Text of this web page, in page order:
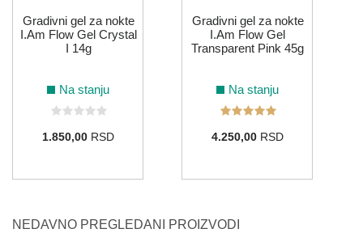
Gradivni gel za nokte
I.Am Flow Gel Crystal
I 14g
Na stanju
1.850,00RSD
Gradivni gel za nokte
I.Am Flow Gel
Transparent Pink 45g
Na stanju
4.250,00RSD
NEDAVNO PREGLEDANI PROIZVODI